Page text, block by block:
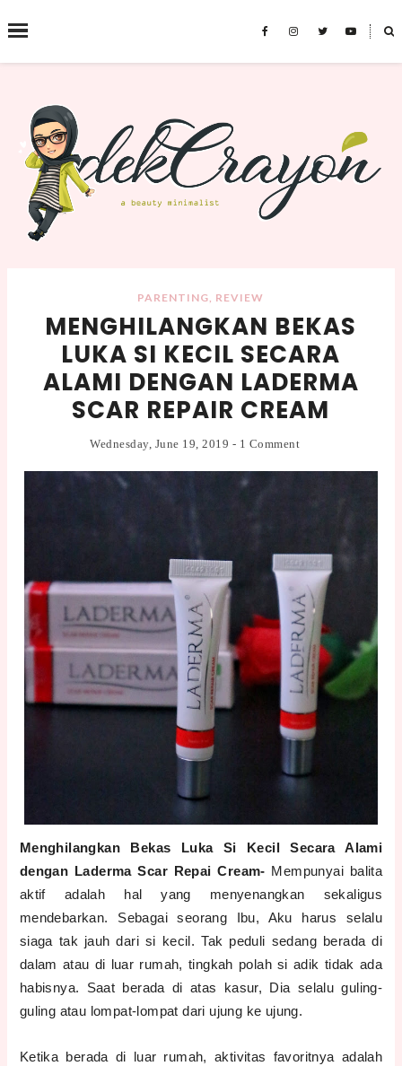
˟
SEARCH THIS BLOG
PARENTING, REVIEW
MENGHILANGKAN BEKAS
LUKA SI KECIL SECARA
ALAMI DENGAN LADERMA
SCAR REPAIR CREAM
Wednesday, June 19, 2019 - 1 Comment
Menghilangkan Bekas Luka Si Kecil Secara Alami
dengan Laderma Scar Repai Cream- Mempunyai balita
aktif adalah hal yang menyenangkan sekaligus
mendebarkan. Sebagai seorang Ibu, Aku harus selalu
siaga tak jauh dari si kecil. Tak peduli sedang berada di
dalam atau di luar rumah, tingkah polah si adik tidak ada
habisnya. Saat berada di atas kasur, Dia selalu guling-
guling atau lompat-lompat dari ujung ke ujung.
Ketika berada di luar rumah, aktivitas favoritnya adalah